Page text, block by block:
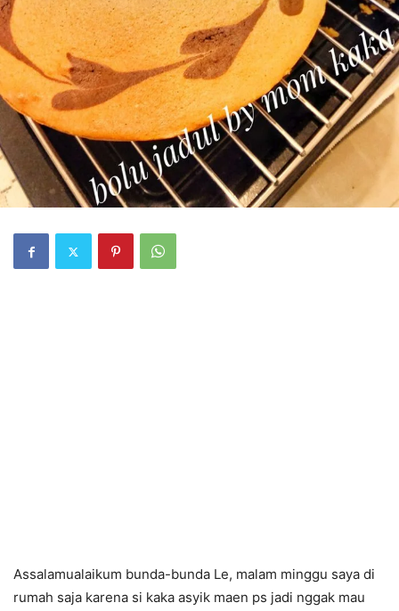
Assalamualaikum bunda-bunda Le, malam minggu saya di
rumah saja karena si kaka asyik maen ps jadi nggak mau